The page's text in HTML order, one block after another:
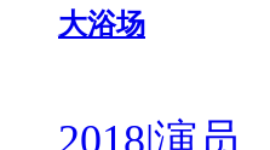
大浴场
2018|演员